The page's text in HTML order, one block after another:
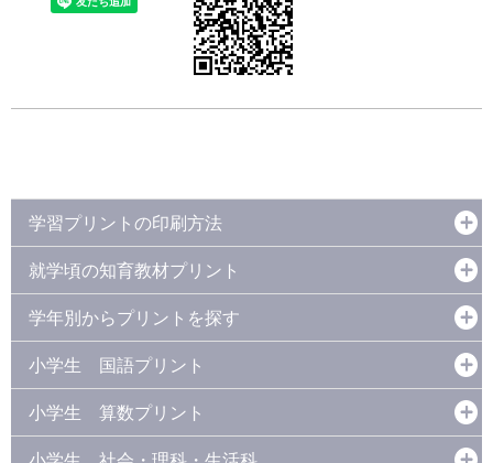
学習プリントの印刷方法
就学頃の知育教材プリント
学年別からプリントを探す
小学生 国語プリント
小学生 算数プリント